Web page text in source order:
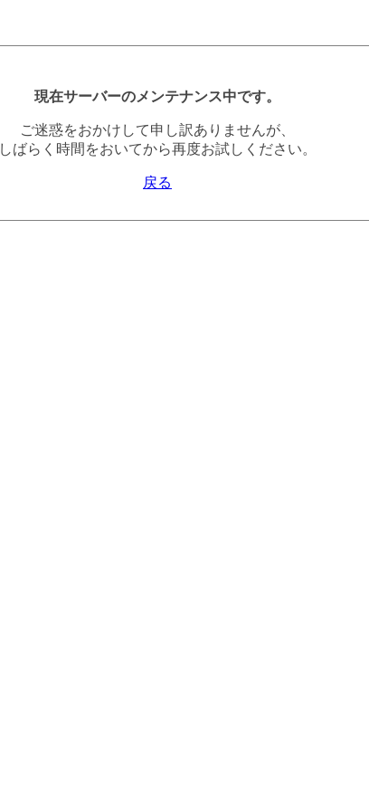
現在サーバーのメンテナンス中です。
ご迷惑をおかけして申し訳ありませんが、
しばらく時間をおいてから再度お試しください。
戻る